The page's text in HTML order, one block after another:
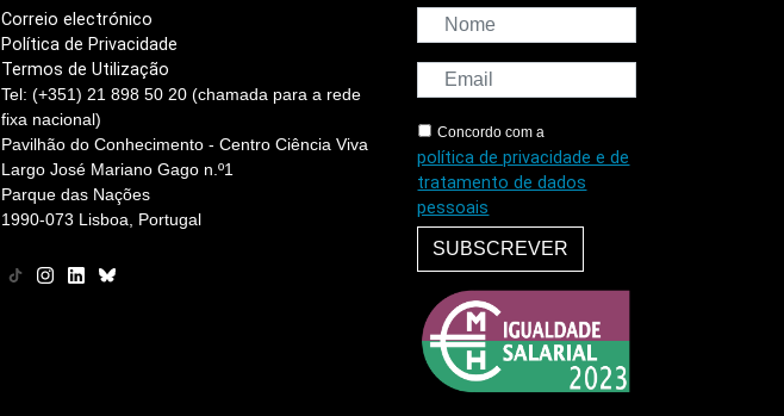
Correio electrónico
Política de Privacidade
Termos de Utilização
Tel: (+351) 21 898 50 20 (chamada para a rede
fixa nacional)
Pavilhão do Conhecimento - Centro Ciência Viva
Largo José Mariano Gago n.º1
Parque das Nações
1990-073 Lisboa, Portugal
Concordo com a
política de privacidade e de
tratamento de dados
pessoais
SUBSCREVER